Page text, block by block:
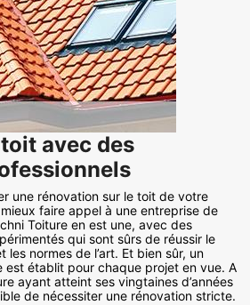
avec des
une rénovation sur le toit de votre
faire appel à une entreprise de
Toiture en est une, avec des
qui sont sûrs de réussir le
les normes de l’art. Et bien sûr, un
est établit pour chaque projet en vue. A
ayant atteint ses vingtaines d’années
de nécessiter une rénovation stricte.